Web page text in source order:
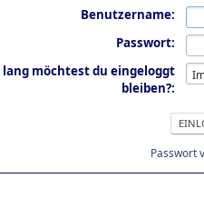
Benutzername:
Passwort:
lang möchtest du eingeloggt
bleiben?:
Passwort